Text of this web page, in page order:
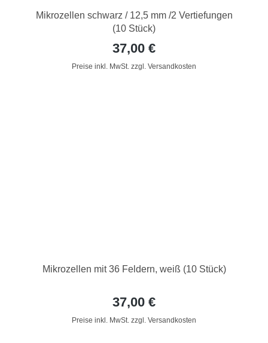
Mikrozellen schwarz / 12,5 mm /2 Vertiefungen
(10 Stück)
37,00 €
Preise inkl. MwSt. zzgl. Versandkosten
Mikrozellen mit 36 Feldern, weiß (10 Stück)
37,00 €
Preise inkl. MwSt. zzgl. Versandkosten